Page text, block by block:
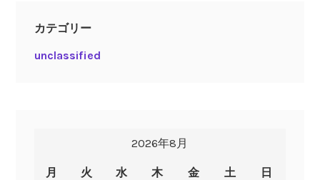
カテゴリー
unclassified
2026年8月
月 火 水 木 金 土 日